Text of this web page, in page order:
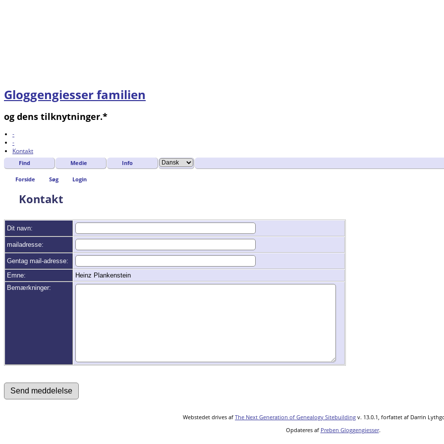
Gloggengiesser familien
og dens tilknytninger.*
-
-
Kontakt
Find Medie Info
Forside Søg Login
Kontakt
Dit navn:
mailadresse:
Gentag mail-adresse:
Emne:
Heinz Plankenstein
Bemærkninger:
Webstedet drives af The Next Generation of Genealogy Sitebuilding v. 13.0.1, forfattet af Darrin
Opdateres af Preben Gloggengiesser.